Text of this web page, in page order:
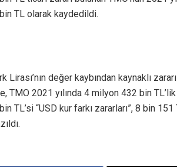
TL olarak kaydedildi.
Lirası’nın değer kaybından kaynaklı
TMO 2021 yılında 4 milyon 432 bin TL’lik
TL’si “USD kur farkı zararları”, 8 bin 151